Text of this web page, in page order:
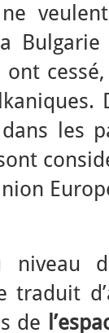
ont
les
niveau
traduit
de